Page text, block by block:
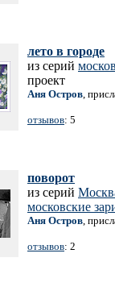
лето в городе
из серий
проект
Аня Остров,
отзывов: 5
поворот
из серий
московские
Аня Остров,
отзывов: 2